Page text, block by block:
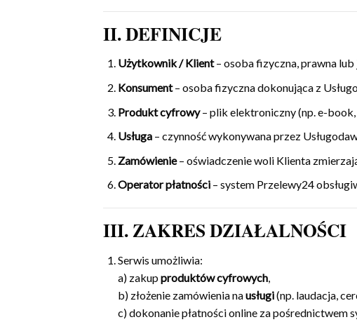
II. DEFINICJE
Użytkownik / Klient– osoba fizyczna, prawna
Konsument– osoba fizyczna dokonująca z
Produkt cyfrowy– plik elektroniczny (np. e-book,
Usługa– czynność wykonywana przez
Zamówienie– oświadczenie woli Klienta
Operator płatności– system Przelewy24
III. ZAKRES DZIAŁALNOŚCI
Serwis umożliwia:
a) zakupproduktów cyfrowych,
b) złożenie zamówienia nausługi(np. laudacja,
c) dokonanie płatności online za pośrednictwem